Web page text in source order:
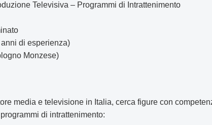
Televisiva – Programmi di Intrattenimento
anni di esperienza)
Monzese)
media e televisione in Italia, cerca figure con
di intrattenimento: